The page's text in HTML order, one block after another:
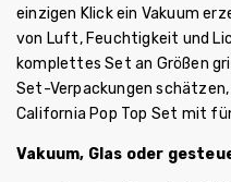
einzigen Klick ein Vakuum
von Luft, Feuchtigkeit und
komplettes Set an Größen
Set-Verpackungen schätzen,
California Pop Top Set mit
Vakuum, Glas oder